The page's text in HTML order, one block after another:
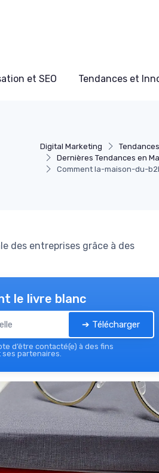
et SEO Tendances et
Digital Marketing
Dernières Tendances en
Comment la-maison-du-
des entreprises grâce à des
le livre blanc
➔ Télécharger
d’être contacté(e) à des fins
partenaires.